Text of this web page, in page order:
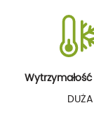
DUŻA